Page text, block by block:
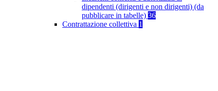
dipendenti (dirigenti e non dirigenti) (da
pubblicare in tabelle) 36
Contrattazione collettiva 1